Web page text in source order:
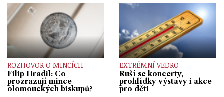
ROZHOVOR O MINCÍCH
Filip Hradil: Co
prozrazují mince
olomouckých biskupů?
EXTRÉMNÍ VEDRO
Ruší se koncerty,
prohlídky výstavy i akce
pro děti